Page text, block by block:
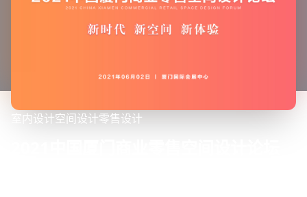
室内设计空间设计零售设计